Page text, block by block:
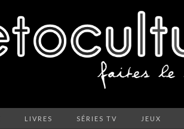
LIVRES SÉRIES TV JEUX